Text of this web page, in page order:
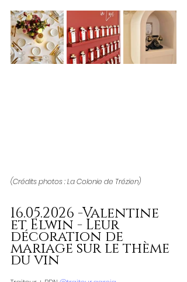
(Crédits photos : La Colonie de Trézien)
16.05.2026 -Valentine
et Elwin - Leur
décoration de
mariage sur le thème
du vin